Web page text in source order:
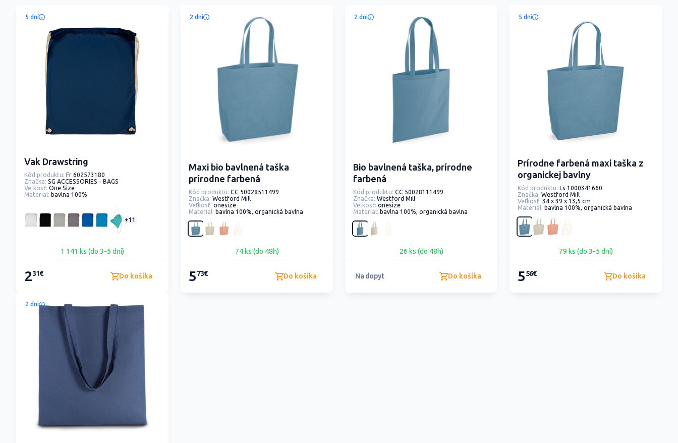
5 dní
Vak Drawstring
Kód produktu: Fr 602573180
Značka: SG ACCESSORIES - BAGS
Veľkosť: One Size
Material: bavlna 100%
+11
1 141 ks (do 3-5 dní)
231€ Do košíka
2 dni
Maxi bio bavlnená taška
prírodne farbená
Kód produktu: CC 50028511499
Značka: Westford Mill
Veľkosť: onesize
Material: bavlna 100%, organická bavlna
74 ks (do 48h)
573€ Do košíka
2 dni
Bio bavlnená taška, prírodne
farbená
Kód produktu: CC 50028111499
Značka: Westford Mill
Veľkosť: onesize
Material: bavlna 100%, organická bavlna
26 ks (do 48h)
Na dopyt Do košíka
5 dní
Prírodne farbená maxi taška z
organickej bavlny
Kód produktu: Ls 1000341660
Značka: Westford Mill
Veľkosť: 34 x 39 x 13,5 cm
Material: bavlna 100%, organická bavlna
79 ks (do 3-5 dní)
556€ Do košíka
2 dni